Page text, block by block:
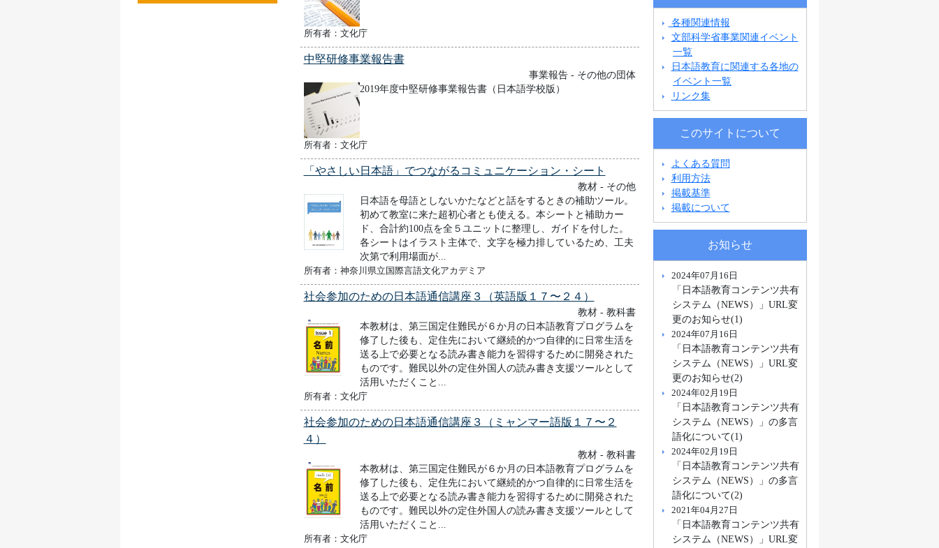
所有者：文化庁
中堅研修事業報告書
事業報告 - その他の団体
2019年度中堅研修事業報告書（日本語学校版）
所有者：文化庁
「やさしい日本語」でつながるコミュニケーション・シート
教材 - その他
日本語を母語としないかたなどと話をするときの補助ツール。
初めて教室に来た超初心者とも使える。本シートと補助カー
ド、合計約100点を全５ユニットに整理し、ガイドを付した。
各シートはイラスト主体で、文字を極力排しているため、工夫
次第で利用場面が...
所有者：神奈川県立国際言語文化アカデミア
社会参加のための日本語通信講座３（英語版１７〜２４）
教材 - 教科書
本教材は、第三国定住難民が６か月の日本語教育プログラムを
修了した後も、定住先において継続的かつ自律的に日常生活を
送る上で必要となる読み書き能力を習得するために開発された
ものです。難民以外の定住外国人の読み書き支援ツールとして
活用いただくこと...
所有者：文化庁
社会参加のための日本語通信講座３（ミャンマー語版１７〜２
４）
教材 - 教科書
本教材は、第三国定住難民が６か月の日本語教育プログラムを
修了した後も、定住先において継続的かつ自律的に日常生活を
送る上で必要となる読み書き能力を習得するために開発された
ものです。難民以外の定住外国人の読み書き支援ツールとして
活用いただくこと...
所有者：文化庁
各種関連情報
文部科学省事業関連イベント
一覧
日本語教育に関連する各地の
イベント一覧
リンク集
このサイトについて
よくある質問
利用方法
掲載基準
掲載について
お知らせ
2024年07月16日
「日本語教育コンテンツ共有
システム（NEWS）」URL変
更のお知らせ(1)
2024年07月16日
「日本語教育コンテンツ共有
システム（NEWS）」URL変
更のお知らせ(2)
2024年02月19日
「日本語教育コンテンツ共有
システム（NEWS）」の多言
語化について(1)
2024年02月19日
「日本語教育コンテンツ共有
システム（NEWS）」の多言
語化について(2)
2021年04月27日
「日本語教育コンテンツ共有
システム（NEWS）」URL変